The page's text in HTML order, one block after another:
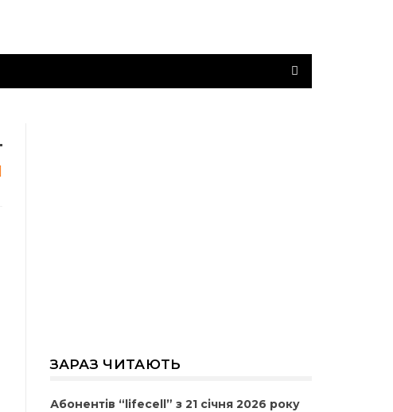
ЗАРАЗ ЧИТАЮТЬ
Абонентів “lifecell” з 21 січня 2026 року